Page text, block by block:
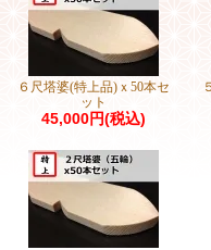
６尺塔婆(特上品)ｘ50本セ
ット
45,000円(税込)